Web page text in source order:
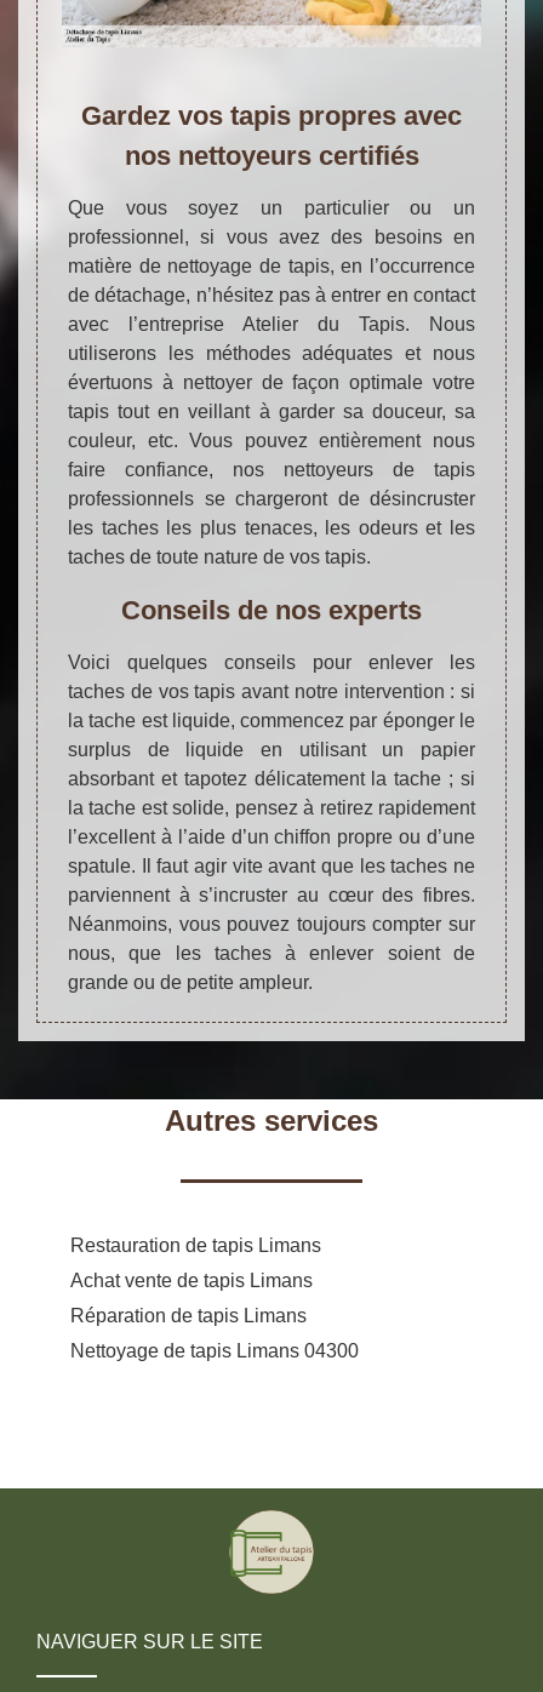
Gardez vos tapis propres avec
nos nettoyeurs certifiés
Que vous soyez un particulier ou un
professionnel, si vous avez des besoins en
matière de nettoyage de tapis, en l’occurrence
de détachage, n’hésitez pas à entrer en contact
avec l’entreprise Atelier du Tapis. Nous
utiliserons les méthodes adéquates et nous
évertuons à nettoyer de façon optimale votre
tapis tout en veillant à garder sa douceur, sa
couleur, etc. Vous pouvez entièrement nous
faire confiance, nos nettoyeurs de tapis
professionnels se chargeront de désincruster
les taches les plus tenaces, les odeurs et les
taches de toute nature de vos tapis.
Conseils de nos experts
Voici quelques conseils pour enlever les
taches de vos tapis avant notre intervention : si
la tache est liquide, commencez par éponger le
surplus de liquide en utilisant un papier
absorbant et tapotez délicatement la tache ; si
la tache est solide, pensez à retirez rapidement
l’excellent à l’aide d’un chiffon propre ou d’une
spatule. Il faut agir vite avant que les taches ne
parviennent à s’incruster au cœur des fibres.
Néanmoins, vous pouvez toujours compter sur
nous, que les taches à enlever soient de
grande ou de petite ampleur.
Autres services
Restauration de tapis Limans
Achat vente de tapis Limans
Réparation de tapis Limans
Nettoyage de tapis Limans 04300
NAVIGUER SUR LE SITE